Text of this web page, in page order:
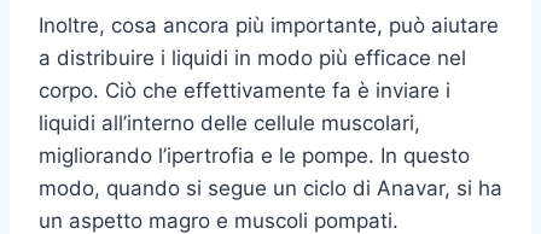
Inoltre, cosa ancora più importante, può aiutare
a distribuire i liquidi in modo più efficace nel
corpo. Ciò che effettivamente fa è inviare i
liquidi all’interno delle cellule muscolari,
migliorando l’ipertrofia e le pompe. In questo
modo, quando si segue un ciclo di Anavar, si ha
un aspetto magro e muscoli pompati.